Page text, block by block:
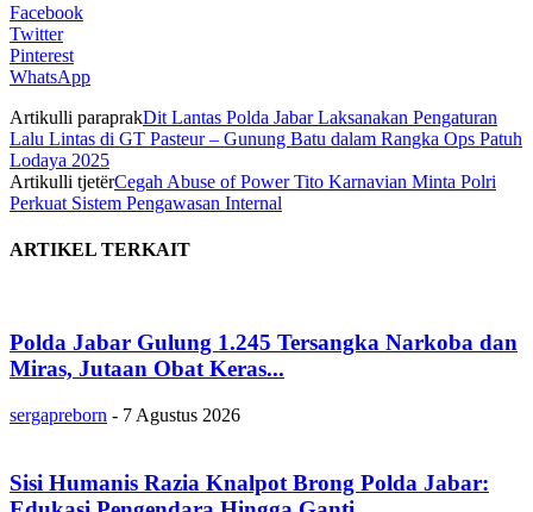
Facebook
Twitter
Pinterest
WhatsApp
Artikulli paraprakDit Lantas Polda Jabar Laksanakan Pengaturan
Lalu Lintas di GT Pasteur – Gunung Batu dalam Rangka Ops Patuh
Lodaya 2025
Artikulli tjetërCegah Abuse of Power Tito Karnavian Minta Polri
Perkuat Sistem Pengawasan Internal
ARTIKEL TERKAIT
Polda Jabar Gulung 1.245 Tersangka Narkoba dan
Miras, Jutaan Obat Keras...
sergapreborn - 7 Agustus 2026
Sisi Humanis Razia Knalpot Brong Polda Jabar: